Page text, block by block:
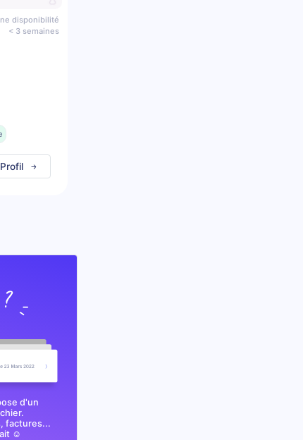
disponibilité
< 3 semaines
Profil
d'un
factures...
☺️